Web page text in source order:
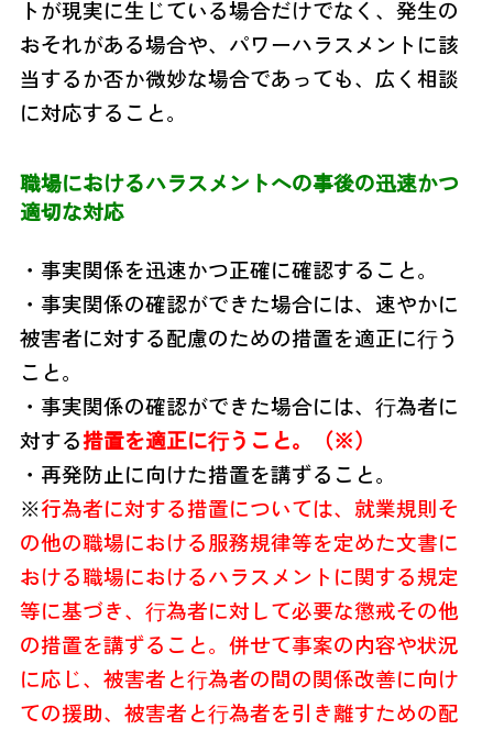
トが現実に生じている場合だけでなく、発生の
おそれがある場合や、パワーハラスメントに該
当するか否か微妙な場合であっても、広く相談
に対応すること。
職場におけるハラスメントへの事後の迅速かつ
適切な対応
・事実関係を迅速かつ正確に確認すること。
・事実関係の確認ができた場合には、速やかに
被害者に対する配慮のための措置を適正に⾏う
こと。
・事実関係の確認ができた場合には、⾏為者に
対する措置を適正に⾏うこと。（※）
・再発防止に向けた措置を講ずること。
※行為者に対する措置については、就業規則そ
の他の職場における服務規律等を定めた文書に
おける職場におけるハラスメントに関する規定
等に基づき、⾏為者に対して必要な懲戒その他
の措置を講ずること。併せて事案の内容や状況
に応じ、被害者と⾏為者の間の関係改善に向け
ての援助、被害者と⾏為者を引き離すための配